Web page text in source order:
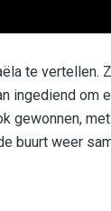
te vertellen.
ingediend om
gewonnen,
buurt weer